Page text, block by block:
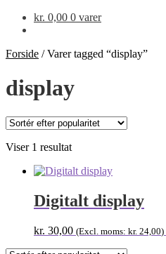
kr. 0,00 0 varer
Forside /Varer tagged “display”
display
Viser 1 resultat
Digitalt display
kr. 30,00 (Excl. moms: kr. 24,00)